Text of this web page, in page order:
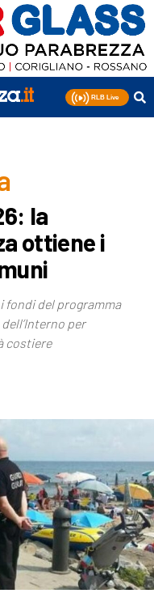
la
ottiene i
fondi del programma
per
costiere